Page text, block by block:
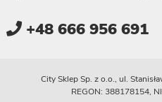
+48 666 956 691
City Sklep Sp. z o.o., ul.
REGON: 388178154,